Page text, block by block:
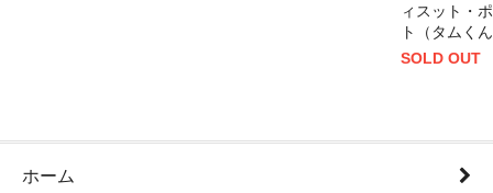
ィスット・
ト（タムく
SOLD OUT
ホーム